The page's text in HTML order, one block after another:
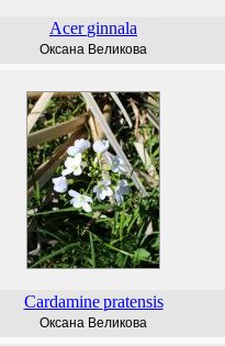
Acer ginnala
Оксана Великова
Cardamine pratensis
Оксана Великова